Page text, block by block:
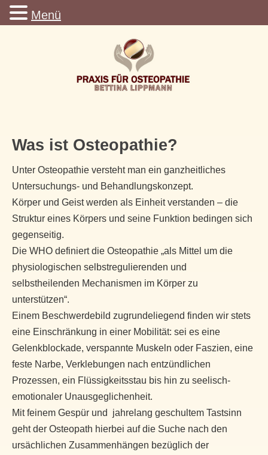
Was ist Osteopathie?
Unter Osteopathie versteht man ein ganzheitliches
Untersuchungs- und Behandlungskonzept.
Körper und Geist werden als Einheit verstanden – die
Struktur eines Körpers und seine Funktion bedingen sich
gegenseitig.
Die WHO definiert die Osteopathie „als Mittel um die
physiologischen selbstregulierenden und
selbstheilenden Mechanismen im Körper zu
unterstützen“.
Einem Beschwerdebild zugrundeliegend finden wir stets
eine Einschränkung in einer Mobilität: sei es eine
Gelenkblockade, verspannte Muskeln oder Faszien, eine
feste Narbe, Verklebungen nach entzündlichen
Prozessen, ein Flüssigkeitsstau bis hin zu seelisch-
emotionaler Unausgeglichenheit.
Mit feinem Gespür und jahrelang geschultem Tastsinn
geht der Osteopath hierbei auf die Suche nach den
ursächlichen Zusammenhängen bezüglich der
Menü